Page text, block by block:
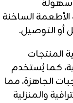
وسهولة
الساخنة
أو التوصيل.
المنتجات
كما يُستخدم
الجاهزة، مما
والمنزلية